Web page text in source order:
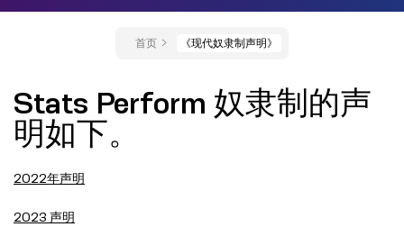
首页 《现代奴隶制声明》
Stats Perform 奴隶制的声
明如下。
2022年声明
2023 声明